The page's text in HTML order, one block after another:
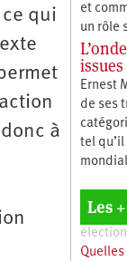
qui
à
et
un rôle
Ernest
de ses
tel qu’il
Les